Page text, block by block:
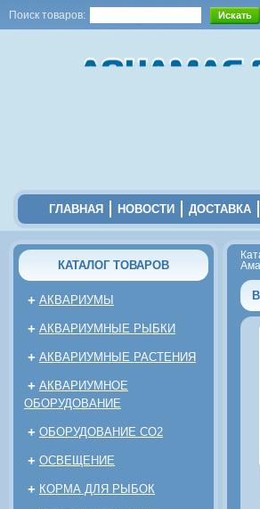
Поиск товаров:
ГЛАВНАЯ НОВОСТИ ДОСТАВКА
КАТАЛОГ ТОВАРОВ
+ АКВАРИУМЫ
+ АКВАРИУМНЫЕ РЫБКИ
+ АКВАРИУМНЫЕ РАСТЕНИЯ
+ АКВАРИУМНОЕ
ОБОРУДОВАНИЕ
+ ОБОРУДОВАНИЕ CO2
+ ОСВЕЩЕНИЕ
+ КОРМА ДЛЯ РЫБОК